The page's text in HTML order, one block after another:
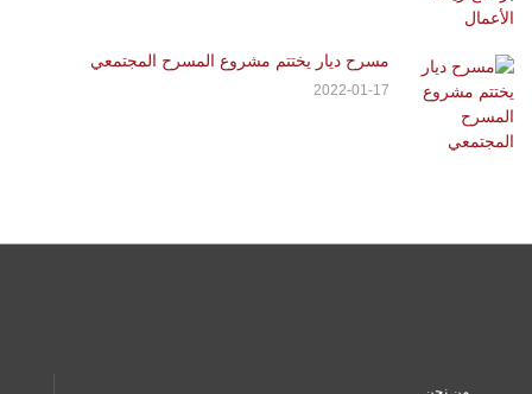
مسرح ديار يختتم مشروع المسرح المجتمعي
2022-01-17